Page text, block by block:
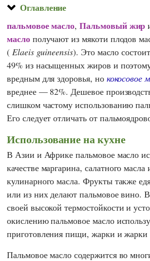
Оглавление
пальмовое масло, Пальмовый жир
маслополучают из мякоти плодов
( Elaeis guineensis). Это масло
49% из насыщенных жиров и
вредным для здоровья, но кокосовое
вреднее — 82%. Дешевое
слишком частому использованию
Его следует отличать от
Использование на кухне
В Азии и Африке пальмовое масло
качестве маргарина, салатного масла
кулинарного масла. Фрукты также
или из них делают пальмовое вино.
своей высокой термостойкости и
окислению пальмовое масло
приготовления пищи, жарки и
Пальмовое масло содержится во